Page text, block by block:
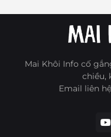
Mai Khôi Info cố
chiều,
Email liên